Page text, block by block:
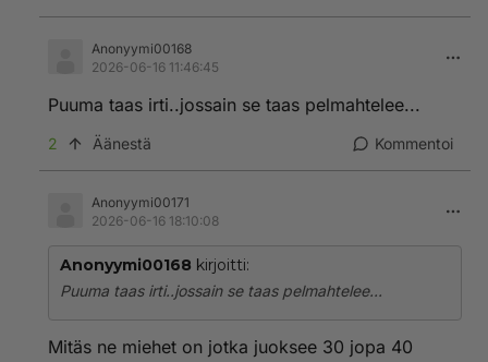
Anonyymi00168
2026-06-16 11:46:45
Puuma taas irti..jossain se taas pelmahtelee...
2 Äänestä Kommentoi
Anonyymi00171
2026-06-16 18:10:08
Anonyymi00168 kirjoitti:
Puuma taas irti..jossain se taas pelmahtelee...
Mitäs ne miehet on jotka juoksee 30 jopa 40